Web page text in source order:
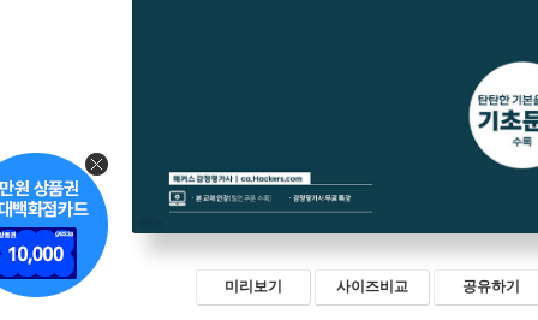
미리보기 사이즈비교 공유하기